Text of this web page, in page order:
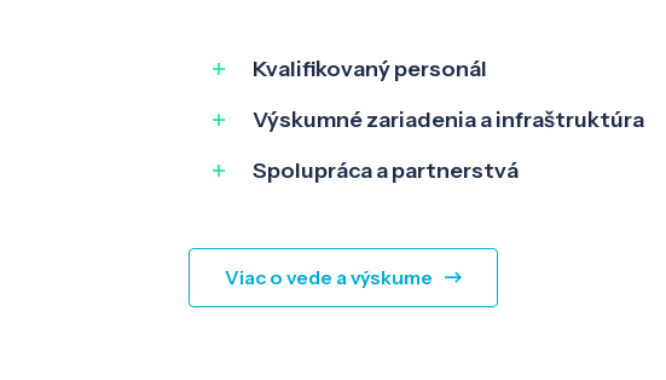
Kvalifikovaný personál
Výskumné zariadenia a infraštruktúra
Spolupráca a partnerstvá
Viac o vede a výskume